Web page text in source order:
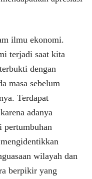
ilmu ekonomi.
terjadi saat kita
dengan
masa sebelum
Terdapat
adanya
pertumbuhan
wilayah dan
berpikir yang